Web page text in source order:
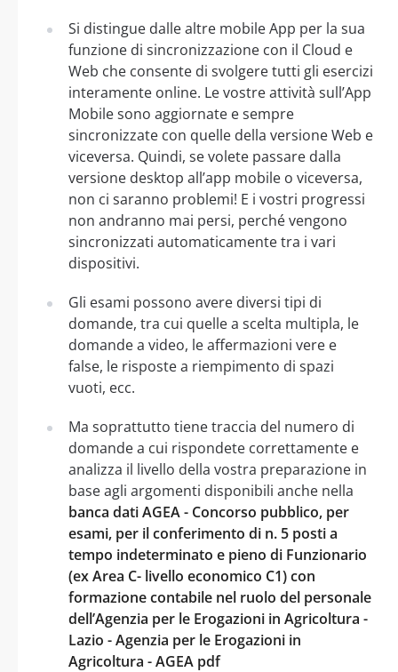
Si distingue dalle altre mobile App per la sua
funzione di sincronizzazione con il Cloud e
Web che consente di svolgere tutti gli esercizi
interamente online. Le vostre attività sull’App
Mobile sono aggiornate e sempre
sincronizzate con quelle della versione Web e
viceversa. Quindi, se volete passare dalla
versione desktop all’app mobile o viceversa,
non ci saranno problemi! E i vostri progressi
non andranno mai persi, perché vengono
sincronizzati automaticamente tra i vari
dispositivi.
Gli esami possono avere diversi tipi di
domande, tra cui quelle a scelta multipla, le
domande a video, le affermazioni vere e
false, le risposte a riempimento di spazi
vuoti, ecc.
Ma soprattutto tiene traccia del numero di
domande a cui rispondete correttamente e
analizza il livello della vostra preparazione in
base agli argomenti disponibili anche nella
banca dati AGEA - Concorso pubblico, per
esami, per il conferimento di n. 5 posti a
tempo indeterminato e pieno di Funzionario
(ex Area C- livello economico C1) con
formazione contabile nel ruolo del personale
dell’Agenzia per le Erogazioni in Agricoltura -
Lazio - Agenzia per le Erogazioni in
Agricoltura - AGEA pdf